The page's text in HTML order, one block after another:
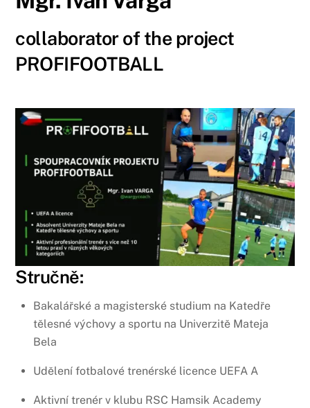
collaborator of the project
PROFIFOOTBALL
Stručně:
Bakalářské a magisterské studium na Katedře
tělesné výchovy a sportu na Univerzitě Mateja
Bela
Udělení fotbalové trenérské licence UEFA A
Aktivní trenér v klubu RSC Hamsik Academy